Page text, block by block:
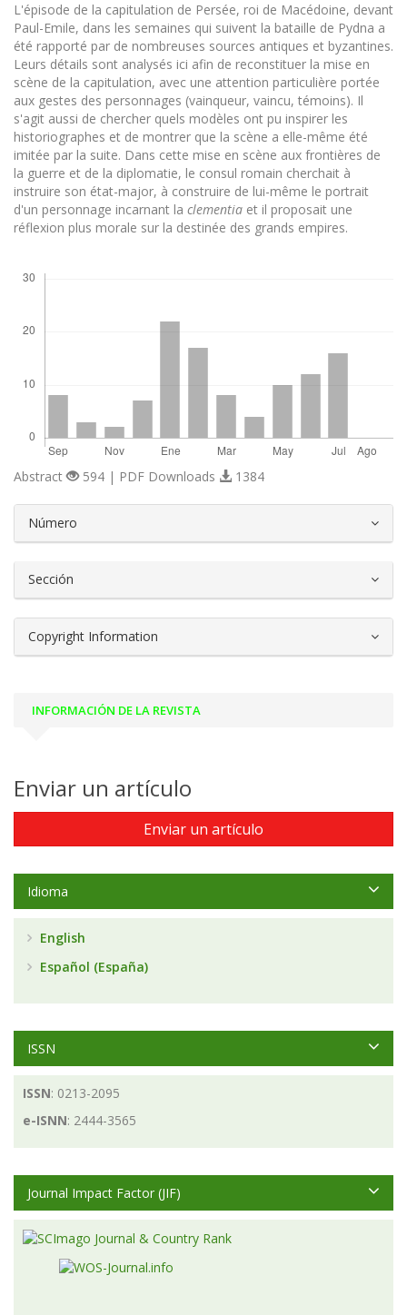
L'épisode de la capitulation de Persée, roi de Macédoine, devant
Paul-Emile, dans les semaines qui suivent la bataille de Pydna a
été rapporté par de nombreuses sources antiques et byzantines.
Leurs détails sont analysés ici afin de reconstituer la mise en
scène de la capitulation, avec une attention particulière portée
aux gestes des personnages (vainqueur, vaincu, témoins). Il
s'agit aussi de chercher quels modèles ont pu inspirer les
historiographes et de montrer que la scène a elle-même été
imitée par la suite. Dans cette mise en scène aux frontières de
la guerre et de la diplomatie, le consul romain cherchait à
instruire son état-major, à construire de lui-même le portrait
d'un personnage incarnant la clementia et il proposait une
réflexion plus morale sur la destinée des grands empires.
Abstract 594 | PDF Downloads 1384
Número
Sección
Copyright Information
INFORMACIÓN DE LA REVISTA
Enviar un artículo
Enviar un artículo
Idioma
English
Español (España)
ISSN
ISSN: 0213-2095
e-ISNN: 2444-3565
Journal Impact Factor (JIF)